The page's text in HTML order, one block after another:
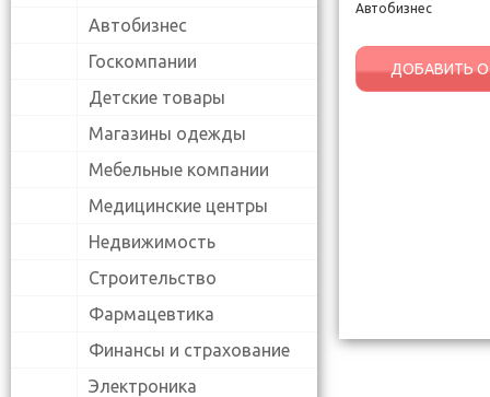
Автобизнес
Госкомпании
Детские товары
Магазины одежды
Мебельные компании
Медицинские центры
Недвижимость
Строительство
Фармацевтика
Финансы и страхование
Электроника
Автобизнес
ДОБАВИТЬ